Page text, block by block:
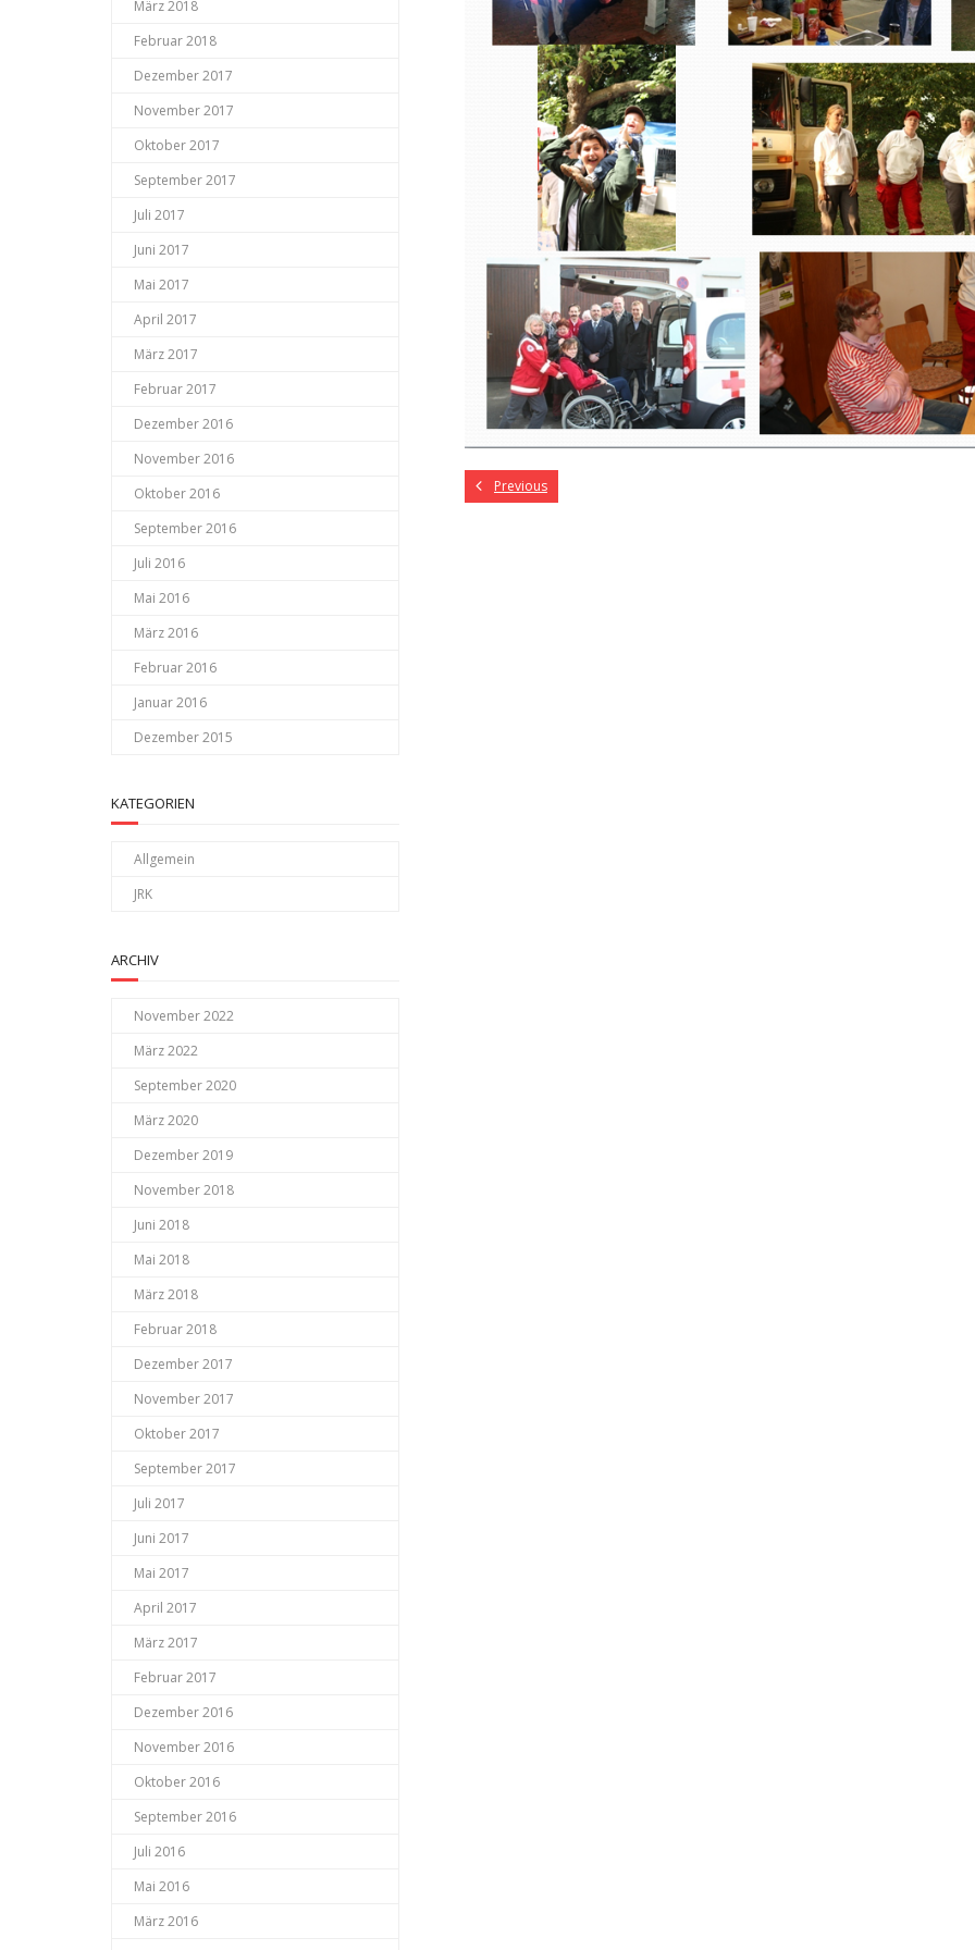
Previous
März 2018
Februar 2018
Dezember 2017
November 2017
Oktober 2017
September 2017
Juli 2017
Juni 2017
Mai 2017
April 2017
März 2017
Februar 2017
Dezember 2016
November 2016
Oktober 2016
September 2016
Juli 2016
Mai 2016
März 2016
Februar 2016
Januar 2016
Dezember 2015
KATEGORIEN
Allgemein
JRK
ARCHIV
November 2022
März 2022
September 2020
März 2020
Dezember 2019
November 2018
Juni 2018
Mai 2018
März 2018
Februar 2018
Dezember 2017
November 2017
Oktober 2017
September 2017
Juli 2017
Juni 2017
Mai 2017
April 2017
März 2017
Februar 2017
Dezember 2016
November 2016
Oktober 2016
September 2016
Juli 2016
Mai 2016
März 2016